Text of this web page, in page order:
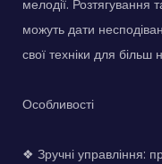
мелодії. Розтягування
можуть дати
свої техніки для
Особливості
❖ Зручні управління: